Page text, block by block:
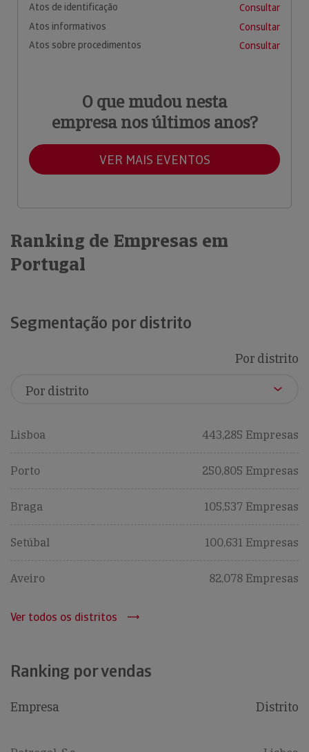
Atos de identificação
Consultar
Atos informativos
Consultar
Atos sobre procedimentos
Consultar
O que mudou nesta
empresa nos últimos anos?
VER MAIS EVENTOS
Ranking de Empresas em
Portugal
Segmentação por distrito
Por distrito
Lisboa 443,285 Empresas
Porto 250,805 Empresas
Braga 105,537 Empresas
Setúbal 100,631 Empresas
Aveiro 82,078 Empresas
Ver todos os distritos
Ranking por vendas
Empresa Distrito